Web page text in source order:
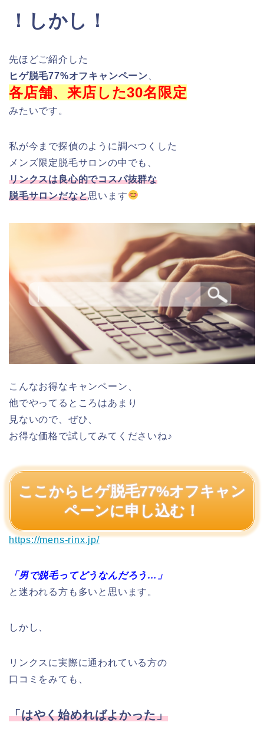
！しかし！
先ほどご紹介した
ヒゲ脱毛77%オフキャンペーン
各店舗、来店した30名限定
みたいです。
私が今まで探偵のように調べつくした
メンズ限定脱毛サロンの中でも、
リンクスは良心的でコスパ抜群な
脱毛サロンだなと思います
こんなお得なキャンペーン、
他でやってるところはあまり
見ないので、ぜひ、
お得な価格で試してみてくださいね♪
ここからヒゲ脱毛77%オフキャン
ペーンに申し込む！
https://mens-rinx.jp/
「男で脱毛ってどうなんだろう…」
と迷われる方も多いと思います。
しかし、
リンクスに実際に通われている方の
口コミをみても、
「はやく始めればよかった」